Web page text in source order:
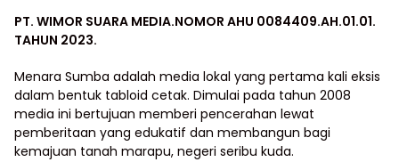
PT. WIMOR SUARA MEDIA.NOMOR AHU 0084409.AH.01.01.
TAHUN 2023.
Menara Sumba adalah media lokal yang pertama kali eksis
dalam bentuk tabloid cetak. Dimulai pada tahun 2008
media ini bertujuan memberi pencerahan lewat
pemberitaan yang edukatif dan membangun bagi
kemajuan tanah marapu, negeri seribu kuda.